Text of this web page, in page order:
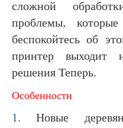
сложной
проблемы,
беспокойтесь об
принтер выходит
решения Теперь.
Особенности
1. Новые